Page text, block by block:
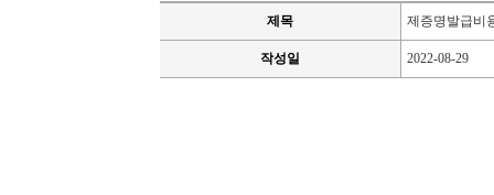
제목 제증명발급비
작성일 2022-08-29